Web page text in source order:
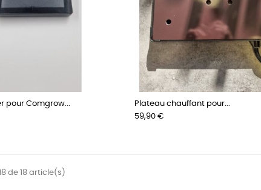
pour Comgrow...
Plateau chauffant pour...
Prix
59,90 €
de 18 article(s)